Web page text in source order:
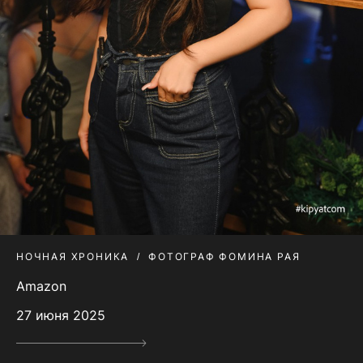
НОЧНАЯ ХРОНИКА ФОТОГРАФ ФОМИНА РАЯ
Amazon
27 июня 2025